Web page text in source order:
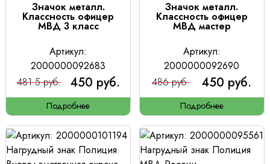
Значок металл.
Классность офицер
МВД 3 класс
Артикул:
2000000092683
481.5 руб.
450 руб.
Подробнее
Значок металл.
Классность офицер
МВД мастер
Артикул:
2000000092690
486 руб.
450 руб.
Подробнее